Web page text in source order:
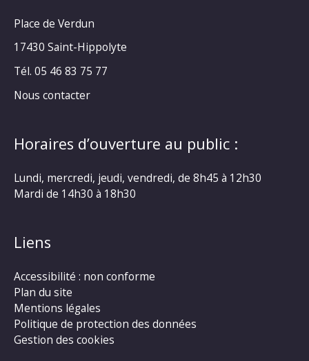
Place de Verdun
17430 Saint-Hippolyte
Tél. 05 46 83 75 77
Nous contacter
Horaires d’ouverture au public :
Lundi, mercredi, jeudi, vendredi, de 8h45 à 12h30
Mardi de 14h30 à 18h30
Liens
Accessibilité : non conforme
Plan du site
Mentions légales
Politique de protection des données
Gestion des cookies